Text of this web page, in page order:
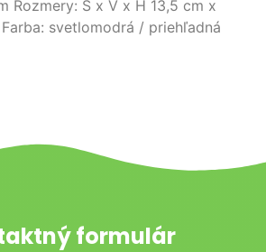
Rozmery: Š x V x H 13,5 cm x
svetlomodrá / priehľadná
formulár